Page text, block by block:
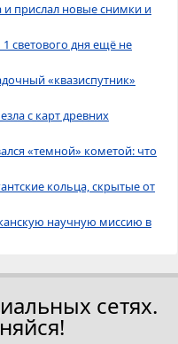
и прислал новые снимки и
светового дня ещё не
«квазиспутник»
с карт древних
«темной» кометой: что
кольца, скрытые от
научную миссию в
сетях.